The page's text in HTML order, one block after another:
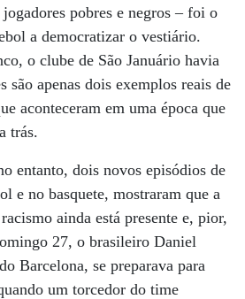
pobres e negros – foi o
a democratizar o vestiário.
o clube de São Januário havia
são apenas dois exemplos reais de
aconteceram em uma época que
trás.
entanto, dois novos episódios de
e no basquete, mostraram que a
ainda está presente e, pior,
27, o brasileiro Daniel
Barcelona, se preparava para
um torcedor do time